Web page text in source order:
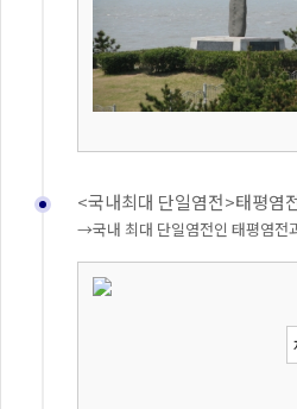
<국내최대 단일염전>태평염
→국내 최대 단일염전인 태평염전